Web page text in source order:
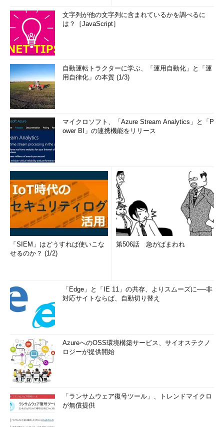
Microsoft Hyper-V Server 2019のダウンロードサイトとしては不
自然な説明があります。
Microsoft Hyper-V Server 2019
Evaluation Center）
本稿は、2018年10月初めにダウンロードしておいたOSビルド
17763.1のインストールメディアを使用して動作などを確認して
います。ただし、Windows Server 2019やその評価版と同じよう
は問題があるため使用しないように勧めています。
筆者が確認したところでは、Sconfigユーティリティーの「6）
更新プログラムのダウンロードとインストール」でWindows
Updateを実行しても、Windowsの累積更新プログラムを一切検
出しないという問題に気が付きました。.NET Frameworkの累積
更新プログラムとWindows Defenderの更新プログラムは検出、
インストールできます。
Microsoft Update CatalogからWindows Server 2019向けの累
積更新プログラムをダウンロードしてインストールすることは可
能でしたが、OSビルドを更新後も、Sconfigユーティリティーの
さらに、Sconfigユーティリティーの「7）リモートデスクトッ
プ」を有効にしても、一見有効化されたように見えて、実際には
TCP／UDPポート「3389」をリスンしない、つまりリモートデ
スクトップ接続を全く受け付けない状態であるという問題も確認
しました（画面5 ）。
文字列が他の文字列に含まれているかを調べるに
は？［JavaScript］
自動運転トラクターに学ぶ、「運用自動化」と「運
用自律化」の本質 (1/3)
マイクロソフト、「Azure Stream Analytics」と「P
ower BI」の連携機能をリリース
「SIEM」はどうすれば使いこな
せるのか？ (1/2)
第506話 急がばまわれ
「Edge」と「IE 11」の共存、よりスムーズに──非
対応サイトならば、自動切り替え
AzureへのOSS環境構築サービス、サイオステクノ
ロジーが提供開始
「ランサムウェア復号ツール」、トレンドマイクロ
が無償提供